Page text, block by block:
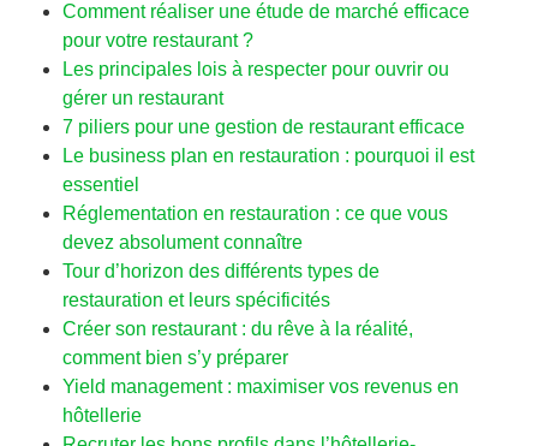
Comment réaliser une étude de marché efficace
pour votre restaurant ?
Les principales lois à respecter pour ouvrir ou
gérer un restaurant
7 piliers pour une gestion de restaurant efficace
Le business plan en restauration : pourquoi il est
essentiel
Réglementation en restauration : ce que vous
devez absolument connaître
Tour d’horizon des différents types de
restauration et leurs spécificités
Créer son restaurant : du rêve à la réalité,
comment bien s’y préparer
Yield management : maximiser vos revenus en
hôtellerie